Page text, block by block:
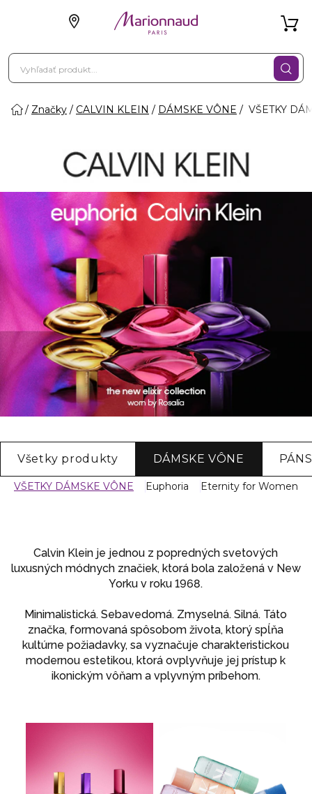
Značky CALVIN KLEIN DÁMSKE VÔNE VŠETKY
Všetky produkty DÁMSKE VÔNE
VŠETKY DÁMSKE VÔNE Euphoria Eternity for Women
Calvin Klein je jednou z popredných svetových
luxusných módnych značiek, ktorá bola založená v New
Yorku v roku 1968.
Minimalistická. Sebavedomá. Zmyselná. Silná. Táto
značka, formovaná spôsobom života, ktorý spĺňa
kultúrne požiadavky, sa vyznačuje charakteristickou
modernou estetikou, ktorá ovplyvňuje jej prístup k
ikonickým vôňam a vplyvným príbehom.